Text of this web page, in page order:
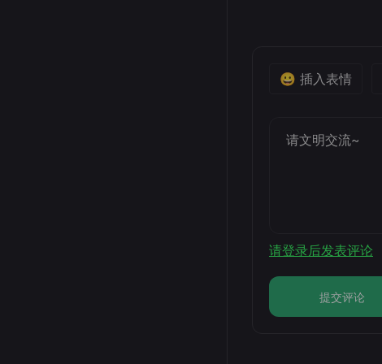
😀 插入表情
请登录后发表评论